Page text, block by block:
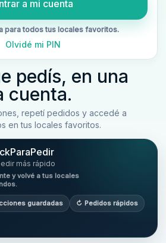
a mi cuenta
para todos tus locales favoritos.
Olvidé mi PIN
pedís, en una
cuenta.
repetí pedidos y accedé a
en tus locales favoritos.
más rápido
y volvé a tus locales
guardadas ↻ Pedidos rápidos